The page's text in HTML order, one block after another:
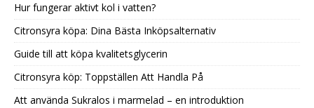
Hur fungerar aktivt kol i vatten?
Citronsyra köpa: Dina Bästa Inköpsalternativ
Guide till att köpa kvalitetsglycerin
Citronsyra köp: Toppställen Att Handla På
Att använda Sukralos i marmelad – en introduktion